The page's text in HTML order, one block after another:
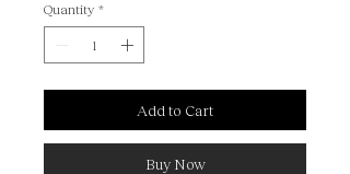
Quantity *
Add to Cart
Buy Now